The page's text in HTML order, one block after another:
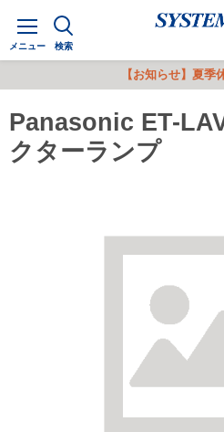
メ
ュ
メニュー 検索
【お知らせ】夏季
Panasonic ET-
クターランプ